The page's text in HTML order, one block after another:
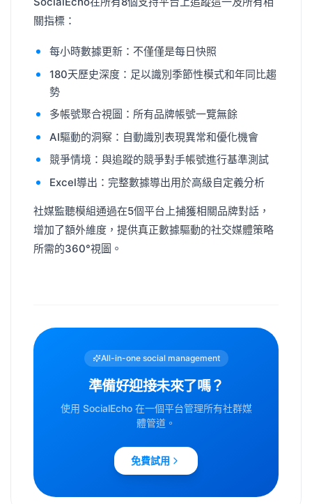
關指標：
每小時數據更新：不僅僅是每日快照
180天歷史深度：足以識別季節性模式和年同比趨
勢
多帳號聚合視圖：所有品牌帳號一覽無餘
AI驅動的洞察：自動識別表現異常和優化機會
競爭情境：與追蹤的競爭對手帳號進行基準測試
Excel導出：完整數據導出用於高級自定義分析
社媒監聽模組通過在5個平台上捕獲相關品牌對話，
增加了額外維度，提供真正數據驅動的社交媒體策略
所需的360°視圖。
All-in-one social management
準備好迎接未來了嗎？
使用 SocialEcho 在一個平台管理所有社群媒
體管道。
免費試用